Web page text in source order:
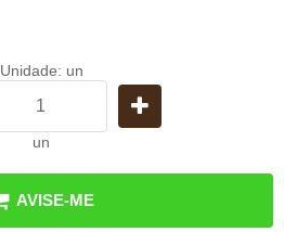
Unidade: un
un
AVISE-ME